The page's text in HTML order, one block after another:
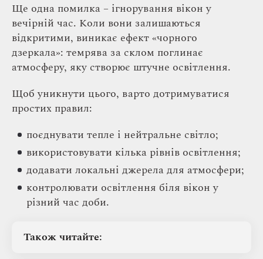
Ще одна помилка – ігнорування вікон у
вечірній час. Коли вони залишаються
відкритими, виникає ефект «чорного
дзеркала»: темрява за склом поглинає
атмосферу, яку створює штучне освітлення.
Щоб уникнути цього, варто дотримуватися
простих правил:
поєднувати тепле і нейтральне світло;
використовувати кілька рівнів освітлення;
додавати локальні джерела для атмосфери;
контролювати освітлення біля вікон у
різний час доби.
Також читайте: